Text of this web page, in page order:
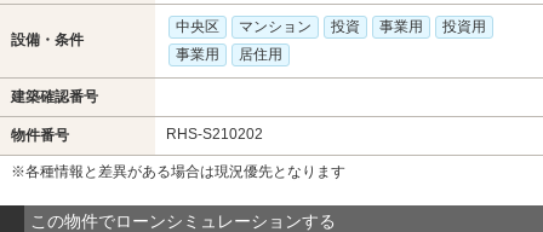
設備・条件
中央区 マンション 投資 事業用
投資用
事業用
居住用
建築確認番号
物件番号 RHS-S210202
※各種情報と差異がある場合は現況優先となります
この物件でローンシミュレーションする